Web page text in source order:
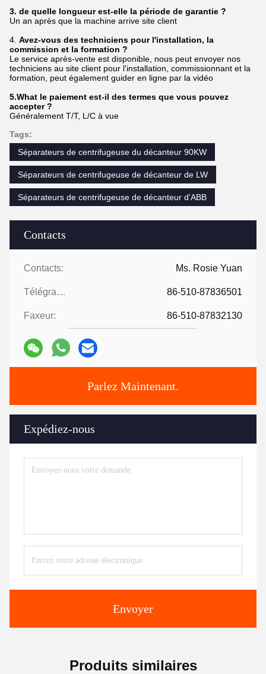
Contacts
Contacts: Ms. Rosie Yuan
Télégramme: 86-510-87836501
Faxeur: 86-510-87832130
Parlez Maintenant.
Expédiez-nous
Envoyer
3. de quelle longueur est-elle la période de garantie ?
Un an après que la machine arrive site client
4. Avez-vous des techniciens pour l'installation, la
commission et la formation ?
Le service après-vente est disponible, nous peut envoyer nos
techniciens au site client pour l'installation, commissionnant et la
formation, peut également guider en ligne par la vidéo
5.What le paiement est-il des termes que vous pouvez
accepter ?
Généralement T/T, L/C à vue
Tags:
Séparateurs de centrifugeuse du décanteur 90KW
Séparateurs de centrifugeuse de décanteur de LW
Séparateurs de centrifugeuse de décanteur d'ABB
Produits similaires